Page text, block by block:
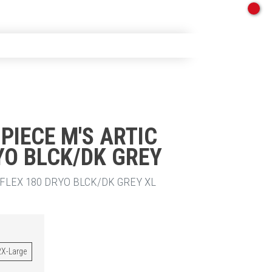
M'S ARTIC
BLCK/DK GREY
180 DRYO BLCK/DK GREY XL
Large